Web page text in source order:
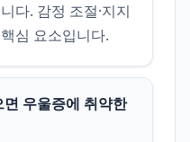
다. 감정 조절·지지
심 요소입니다.
우울증에 취약한